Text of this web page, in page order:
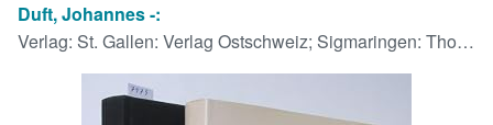
Sammlungen
Antiquarische Bücher
Kunst & Sammlerstücke
Duft, Johannes -:
Verlag: St. Gallen: Verlag Ostschweiz; Sigmaringen: Thorbecke, 1980